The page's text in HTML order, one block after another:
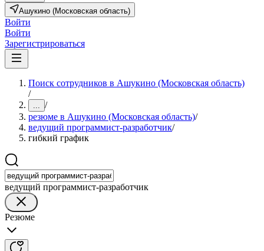
Ашукино (Московская область)
Войти
Войти
Зарегистрироваться
Поиск сотрудников в Ашукино (Московская область)
/
... /
резюме в Ашукино (Московская область)/
ведущий программист-разработчик/
гибкий график
ведущий программист-разработчик
Резюме